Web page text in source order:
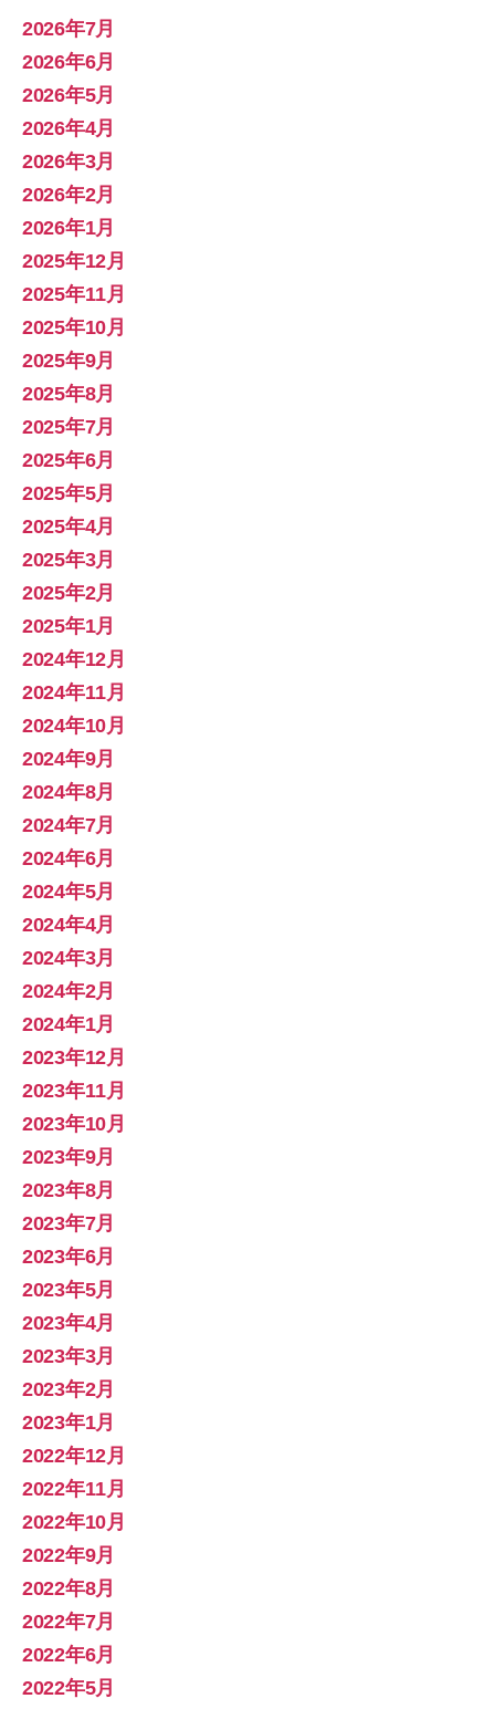
2026年7月
2026年6月
2026年5月
2026年4月
2026年3月
2026年2月
2026年1月
2025年12月
2025年11月
2025年10月
2025年9月
2025年8月
2025年7月
2025年6月
2025年5月
2025年4月
2025年3月
2025年2月
2025年1月
2024年12月
2024年11月
2024年10月
2024年9月
2024年8月
2024年7月
2024年6月
2024年5月
2024年4月
2024年3月
2024年2月
2024年1月
2023年12月
2023年11月
2023年10月
2023年9月
2023年8月
2023年7月
2023年6月
2023年5月
2023年4月
2023年3月
2023年2月
2023年1月
2022年12月
2022年11月
2022年10月
2022年9月
2022年8月
2022年7月
2022年6月
2022年5月